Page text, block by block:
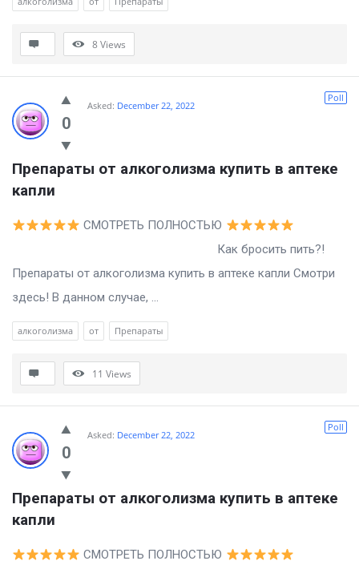
8Views
0
Poll
Asked: December 22, 2022
Препараты от алкоголизма купить в аптеке
капли
СМОТРЕТЬ ПОЛНОСТЬЮ
Как бросить пить?!
Препараты от алкоголизма купить в аптеке капли Смотри
здесь! В данном случае, ...
алкоголизма от Препараты
11 Views
0
Poll
Asked: December 22, 2022
Препараты от алкоголизма купить в аптеке
капли
СМОТРЕТЬ ПОЛНОСТЬЮ